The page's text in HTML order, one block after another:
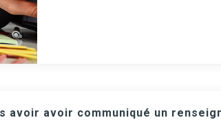
avoir avoir communiqué un